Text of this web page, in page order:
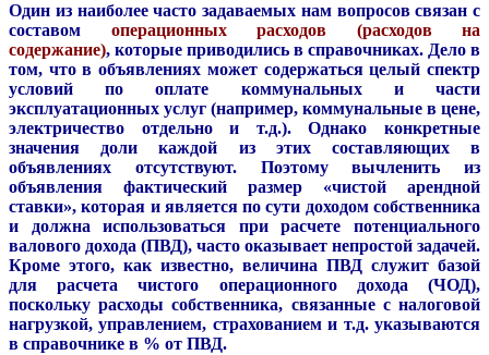
Один из наиболее часто задаваемых нам вопросов связан с
составом операционных расходов (расходов на
содержание), которые приводились в справочниках. Дело в
том, что в объявлениях может содержаться целый спектр
условий по оплате коммунальных и части
эксплуатационных услуг (например, коммунальные в цене,
электричество отдельно и т.д.). Однако конкретные
значения доли каждой из этих составляющих в
объявлениях отсутствуют. Поэтому вычленить из
объявления фактический размер «чистой арендной
ставки», которая и является по сути доходом собственника
и должна использоваться при расчете потенциального
валового дохода (ПВД), часто оказывает непростой задачей.
Кроме этого, как известно, величина ПВД служит базой
для расчета чистого операционного дохода (ЧОД),
поскольку расходы собственника, связанные с налоговой
нагрузкой, управлением, страхованием и т.д. указываются
в справочнике в % от ПВД.